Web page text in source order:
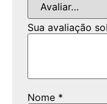
Sua avaliação
Nome *